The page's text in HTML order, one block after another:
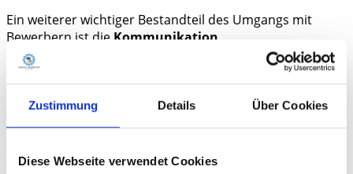
Zustimmung Details Über Cookies
Diese Webseite verwendet Cookies
Ein weiterer wichtiger Bestandteil des Umgangs mit
Bewerbern ist die Kommunikation
Unternehmensvertreter sollten immer versuchen, eine
effektive Kommunikation aufrechtzuerhalten, indem sie
regelmäßig Rückmeldungengeben und den Bewerbern
grundlegende Informationen bereitstellen.
Achten Sie nicht zu sehr aufschulische Noten und